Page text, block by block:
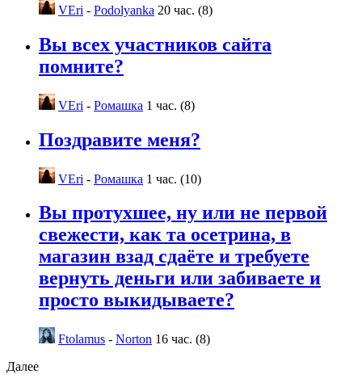
VEri - Podolyanka 20 час. (8)
Вы всех участников сайта
помните?
VEri - Ромашка 1 час. (8)
Поздравите меня?
VEri - Ромашка 1 час. (10)
Вы протухшее, ну или не первой
свежести, как та осетрина, в
магазин взад сдаёте и требуете
вернуть деньги или забиваете и
просто выкидываете?
Ftolamus - Norton 16 час. (8)
Далее